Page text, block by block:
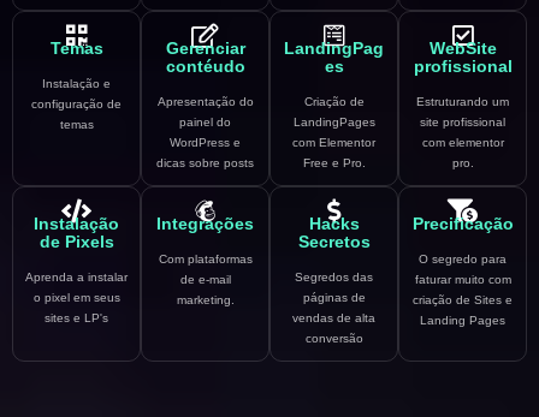
Temas
Instalação e
configuração de
temas
Gerenciar
contéudo
Apresentação do
painel do
WordPress e
dicas sobre posts
LandingPag
es
Criação de
LandingPages
com Elementor
Free e Pro.
WebSite
profissional
Estruturando um
site profissional
com elementor
pro.
Instalação
de Pixels
Aprenda a instalar
o pixel em seus
sites e LP's
Integrações
Com plataformas
de e-mail
marketing.
Hacks
Secretos
Segredos das
páginas de
vendas de alta
conversão
Precificação
O segredo para
faturar muito com
criação de Sites e
Landing Pages